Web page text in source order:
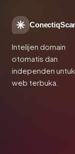
Intelijen domain
otomatis dan
independen untuk
web terbuka.